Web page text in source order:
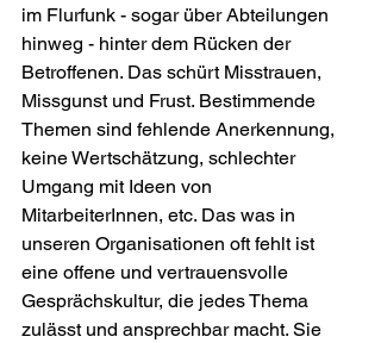
im Flurfunk - sogar über Abteilungen
hinweg - hinter dem Rücken der
Betroffenen. Das schürt Misstrauen,
Missgunst und Frust. Bestimmende
Themen sind fehlende Anerkennung,
keine Wertschätzung, schlechter
Umgang mit Ideen von
MitarbeiterInnen, etc. Das was in
unseren Organisationen oft fehlt ist
eine offene und vertrauensvolle
Gesprächskultur, die jedes Thema
zulässt und ansprechbar macht. Sie